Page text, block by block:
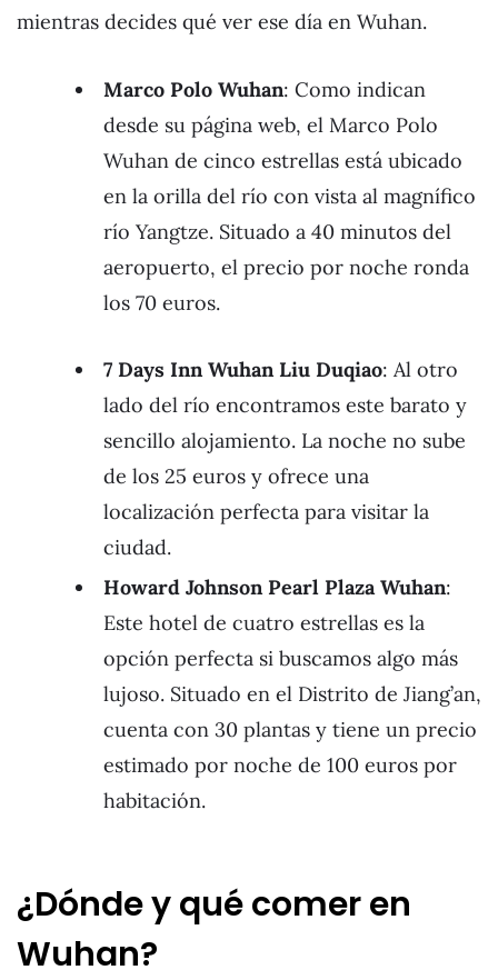
mientras decides qué ver ese día en Wuhan.
Marco Polo Wuhan: Como indican
desde su página web, el Marco Polo
Wuhan de cinco estrellas está ubicado
en la orilla del río con vista al magnífico
río Yangtze. Situado a 40 minutos del
aeropuerto, el precio por noche ronda
los 70 euros.
7 Days Inn Wuhan Liu Duqiao: Al otro
lado del río encontramos este barato y
sencillo alojamiento. La noche no sube
de los 25 euros y ofrece una
localización perfecta para visitar la
ciudad.
Howard Johnson Pearl Plaza Wuhan:
Este hotel de cuatro estrellas es la
opción perfecta si buscamos algo más
lujoso. Situado en el Distrito de Jiang’an,
cuenta con 30 plantas y tiene un precio
estimado por noche de 100 euros por
habitación.
¿Dónde y qué comer en
Wuhan?